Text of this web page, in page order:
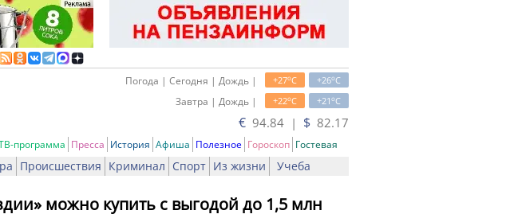
+26oC
+27oC
Погода | Сегодня | Дождь |
+21oC
+22oC
Завтра | Дождь |
€ 94.84 | $ 82.17
программа Пресса История Афиша Полезное Гороскоп Гостевая
Происшествия Криминал Спорт Из жизни Учеба
можно купить с выгодой до 1,5 млн